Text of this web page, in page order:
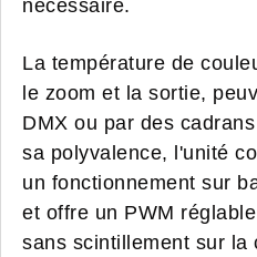
nécessaire.
La température de
le zoom et la sortie,
DMX ou par des
sa polyvalence, l'unité
un fonctionnement sur
et offre un PWM
sans scintillement sur la